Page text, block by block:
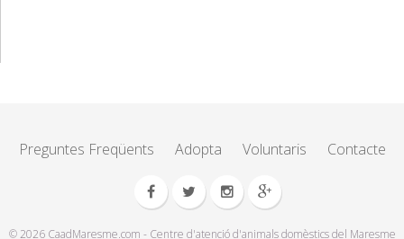
Preguntes Freqüents Adopta Voluntaris Contacte
© 2026 CaadMaresme.com - Centre d'atenció d'animals domèstics del Maresme